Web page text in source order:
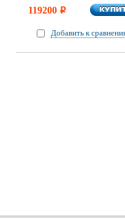
119200 i
Добавить к